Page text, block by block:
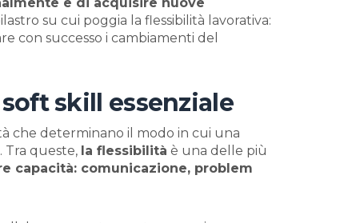
su cui poggia la flessibilità lavorativa:
con successo i cambiamenti del
skill essenziale
che determinano il modo in cui una
Tra queste, la flessibilità è una delle più
capacità: comunicazione, problem